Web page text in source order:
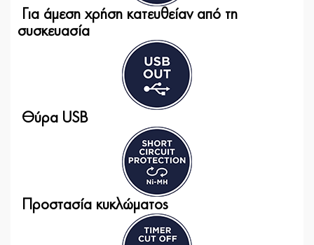
Για άμεση χρήση κατευθείαν από τη
συσκευασία
Θύρα USB
Προστασία κυκλώματος